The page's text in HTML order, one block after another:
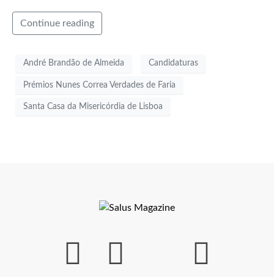
Continue reading
André Brandão de Almeida Candidaturas
Prémios Nunes Correa Verdades de Faria
Santa Casa da Misericórdia de Lisboa